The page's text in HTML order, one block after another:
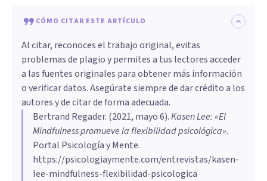
CÓMO CITAR ESTE ARTÍCULO
Al citar, reconoces el trabajo original, evitas
problemas de plagio y permites a tus lectores acceder
a las fuentes originales para obtener más información
o verificar datos. Asegúrate siempre de dar crédito a los
autores y de citar de forma adecuada.
Bertrand Regader. (2021, mayo 6).Kasen Lee: «El
Mindfulness promueve la flexibilidad psicológica».
Portal Psicología y Mente.
https://psicologiaymente.com/entrevistas/kasen-
lee-mindfulness-flexibilidad-psicologica